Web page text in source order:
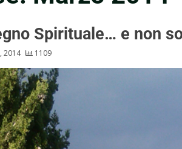
Spirituale… e non
2014 1109